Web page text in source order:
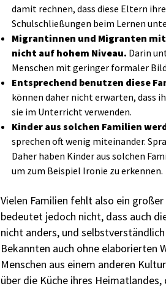
damit rechnen, dass diese Eltern
Schulschließungen beim Lernen
Migrantinnen und Migranten
nicht auf hohem Niveau. Darin
Menschen mit geringer formaler
Entsprechend benutzen diese
können daher nicht erwarten, dass
sie im Unterricht verwenden.
Kinder aus solchen Familien
sprechen oft wenig miteinander.
Daher haben Kinder aus solchen
um zum Beispiel Ironie zu erkennen.
Vielen Familien fehlt also ein
bedeutet jedoch nicht, dass auch
nicht anders, und
Bekannten auch ohne elaborierten
Menschen aus einem anderen
über die Küche ihres